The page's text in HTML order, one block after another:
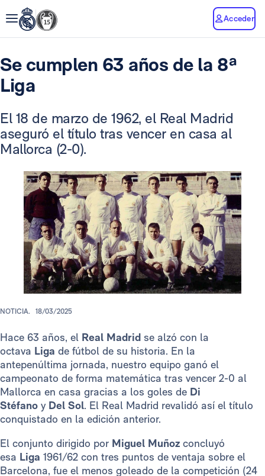
Acceder
Se cumplen 63 años de la 8ª
Liga
El 18 de marzo de 1962, el Real Madrid
aseguró el título tras vencer en casa al
Mallorca (2-0).
NOTICIA. 18/03/2025
Hace 63 años, el Real Madrid se alzó con la
octava Liga de fútbol de su historia. En la
antepenúltima jornada, nuestro equipo ganó el
campeonato de forma matemática tras vencer 2-0 al
Mallorca en casa gracias a los goles de Di
Stéfano y Del Sol. El Real Madrid revalidó así el título
conquistado en la edición anterior.
El conjunto dirigido por Miguel Muñoz concluyó
esa Liga 1961/62 con tres puntos de ventaja sobre el
Barcelona, fue el menos goleado de la competición (24